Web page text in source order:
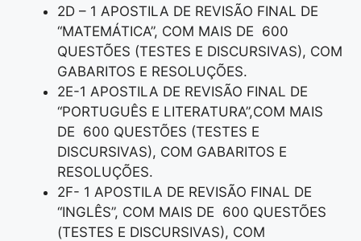
2D – 1 APOSTILA DE REVISÃO FINAL DE
“MATEMÁTICA”, COM MAIS DE 600
QUESTÕES (TESTES E DISCURSIVAS), COM
GABARITOS E RESOLUÇÕES.
2E-1 APOSTILA DE REVISÃO FINAL DE
“PORTUGUÊS E LITERATURA”,COM MAIS
DE 600 QUESTÕES (TESTES E
DISCURSIVAS), COM GABARITOS E
RESOLUÇÕES.
2F- 1 APOSTILA DE REVISÃO FINAL DE
“INGLÊS”, COM MAIS DE 600 QUESTÕES
(TESTES E DISCURSIVAS), COM